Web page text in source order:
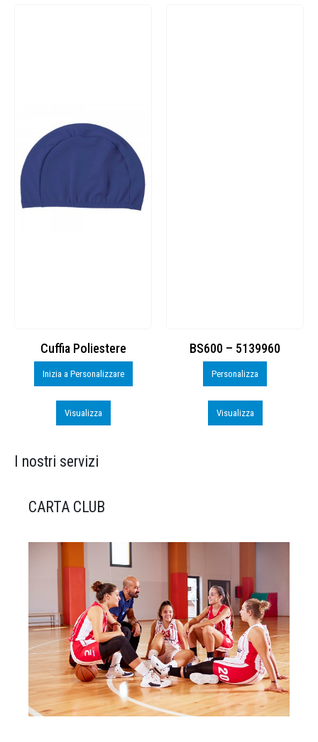
Cuffia Poliestere
Inizia a Personalizzare
Visualizza
BS600 – 5139960
Personalizza
Visualizza
I nostri servizi
CARTA CLUB